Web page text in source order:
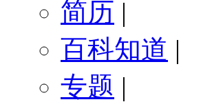
简历 |
百科知道 |
专题 |